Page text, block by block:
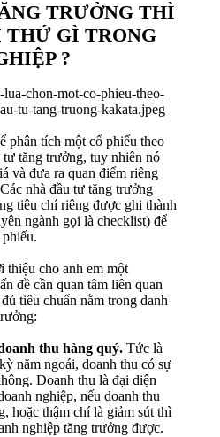
TRƯỞNG THÌ
GÌ TRONG
?
phân tích một cổ phiếu theo
tư tăng trưởng, tuy nhiên nó
và đưa ra quan điểm riêng
nhà đầu tư tăng trưởng
tiêu chí riêng được ghi thành
ngành gọi là checklist) để
thiệu cho anh em một
đề cần quan tâm liên quan
tiêu chuẩn nằm trong danh
thu hàng quý. Tức là
năm ngoái, doanh thu có sự
Doanh thu là đại diện
nghiệp, nếu doanh thu
hoặc thậm chí là giảm sút thì
nghiệp tăng trưởng được.